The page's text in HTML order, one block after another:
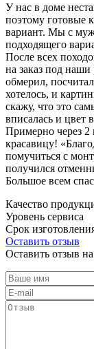
У нас в доме
поэтому готовые
вариант. Мы с
подходящего
После всех
на заказ под
обмерил,
хотелось, и
скажу, что это
вписалась и цвет
Примерно через
красавицу!
помучиться с
получился
Большое всем
Качество
Уровень сервиса
Срок
Оставить отзыв
Оставить отзыв